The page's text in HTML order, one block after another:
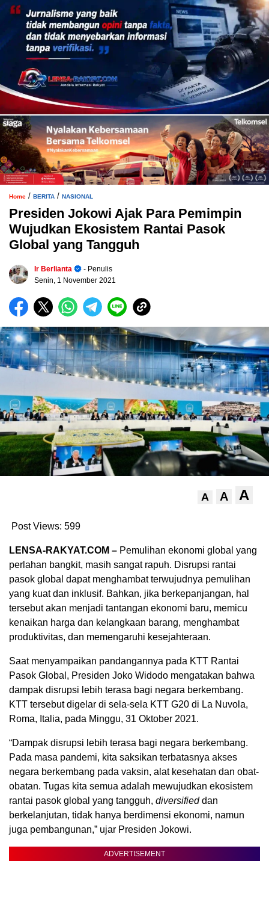
Home / BERITA / NASIONAL
Presiden Jokowi Ajak Para Pemimpin
Wujudkan Ekosistem Rantai Pasok
Global yang Tangguh
Ir Berlianta
- Penulis
Senin, 1 November 2021
A A A
Post Views: 599
LENSA-RAKYAT.COM – Pemulihan ekonomi global yang
perlahan bangkit, masih sangat rapuh. Disrupsi rantai
pasok global dapat menghambat terwujudnya pemulihan
yang kuat dan inklusif. Bahkan, jika berkepanjangan, hal
tersebut akan menjadi tantangan ekonomi baru, memicu
kenaikan harga dan kelangkaan barang, menghambat
produktivitas, dan memengaruhi kesejahteraan.
Saat menyampaikan pandangannya pada KTT Rantai
Pasok Global, Presiden Joko Widodo mengatakan bahwa
dampak disrupsi lebih terasa bagi negara berkembang.
KTT tersebut digelar di sela-sela KTT G20 di La Nuvola,
Roma, Italia, pada Minggu, 31 Oktober 2021.
“Dampak disrupsi lebih terasa bagi negara berkembang.
Pada masa pandemi, kita saksikan terbatasnya akses
negara berkembang pada vaksin, alat kesehatan dan obat-
obatan. Tugas kita semua adalah mewujudkan ekosistem
rantai pasok global yang tangguh, diversifieddan
berkelanjutan, tidak hanya berdimensi ekonomi, namun
juga pembangunan,” ujar Presiden Jokowi.
ADVERTISEMENT